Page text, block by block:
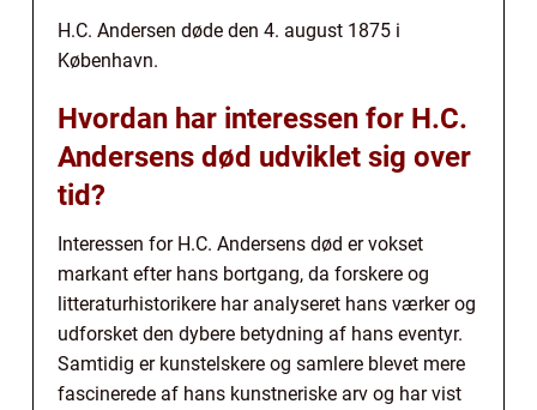
H.C. Andersen døde den 4. august 1875 i
København.
Hvordan har interessen for H.C.
Andersens død udviklet sig over
tid?
Interessen for H.C. Andersens død er vokset
markant efter hans bortgang, da forskere og
litteraturhistorikere har analyseret hans værker og
udforsket den dybere betydning af hans eventyr.
Samtidig er kunstelskere og samlere blevet mere
fascinerede af hans kunstneriske arv og har vist